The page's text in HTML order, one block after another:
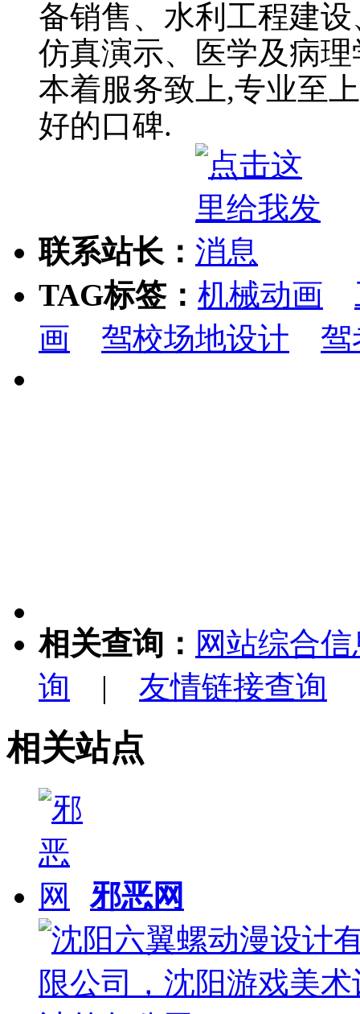
备销售、水利工程建
仿真演示、医学及病
本着服务致上,专业至
好的口碑.
联系站长：
TAG标签： 机械动画
画
驾校场地设计 驾
相关查询： 网站综合
询 | 友情链接查询
相关站点
邪恶网